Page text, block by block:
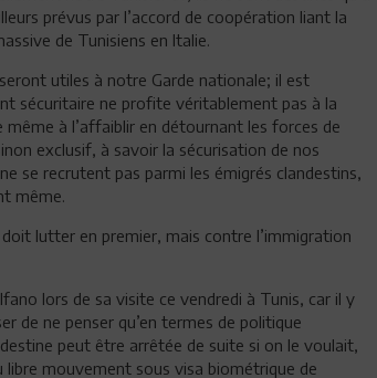
prévus par l’accord de coopération liant la
de Tunisiens en Italie.
utiles à notre Garde nationale; il est
sécuritaire ne profite véritablement pas à la
à l’affaiblir en détournant les forces de
exclusif, à savoir la sécurisation de nos
se recrutent pas parmi les émigrés clandestins,
même.
lutter en premier, mais contre l’immigration
lors de sa visite ce vendredi à Tunis, car il y
de ne penser qu’en termes de politique
peut être arrêtée de suite si on le voulait,
mouvement sous visa biométrique de